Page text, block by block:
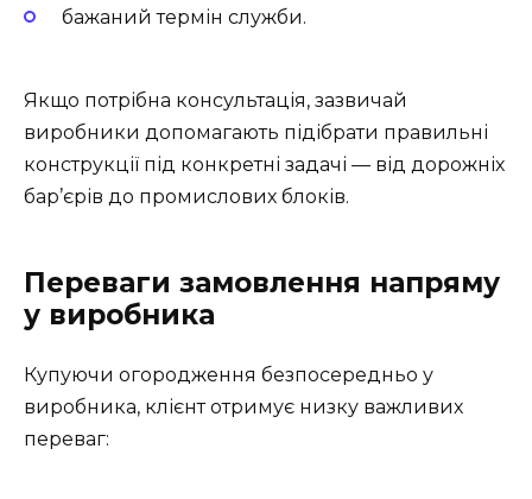
бажаний термін служби.
Якщо потрібна консультація, зазвичай
виробники допомагають підібрати правильні
конструкції під конкретні задачі — від дорожніх
бар’єрів до промислових блоків.
Переваги замовлення напряму
у виробника
Купуючи огородження безпосередньо у
виробника, клієнт отримує низку важливих
переваг: